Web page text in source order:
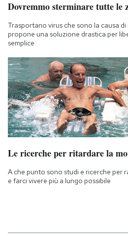
Dovremmo sterminare tutte le
Trasportano virus che sono la causa
propone una soluzione drastica per
semplice
Le ricerche per ritardare la
A che punto sono studi e ricerche per
e farci vivere più a lungo possibile